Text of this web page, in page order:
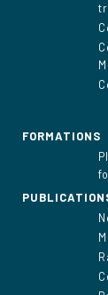
FORMATIONS